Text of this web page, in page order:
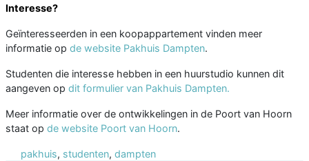
Interesse?
Geïnteresseerden in een koopappartement vinden meer
informatie op de website Pakhuis Dampten.
Studenten die interesse hebben in een huurstudio kunnen dit
aangeven op dit formulier van Pakhuis Dampten.
Meer informatie over de ontwikkelingen in de Poort van Hoorn
staat op de website Poort van Hoorn.
pakhuis, studenten, dampten